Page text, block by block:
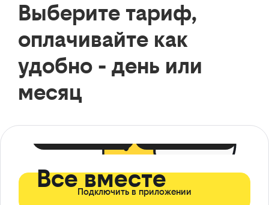
Выберите тариф,
оплачивайте как
удобно - день или
месяц
Все вместе
Подключить в приложении